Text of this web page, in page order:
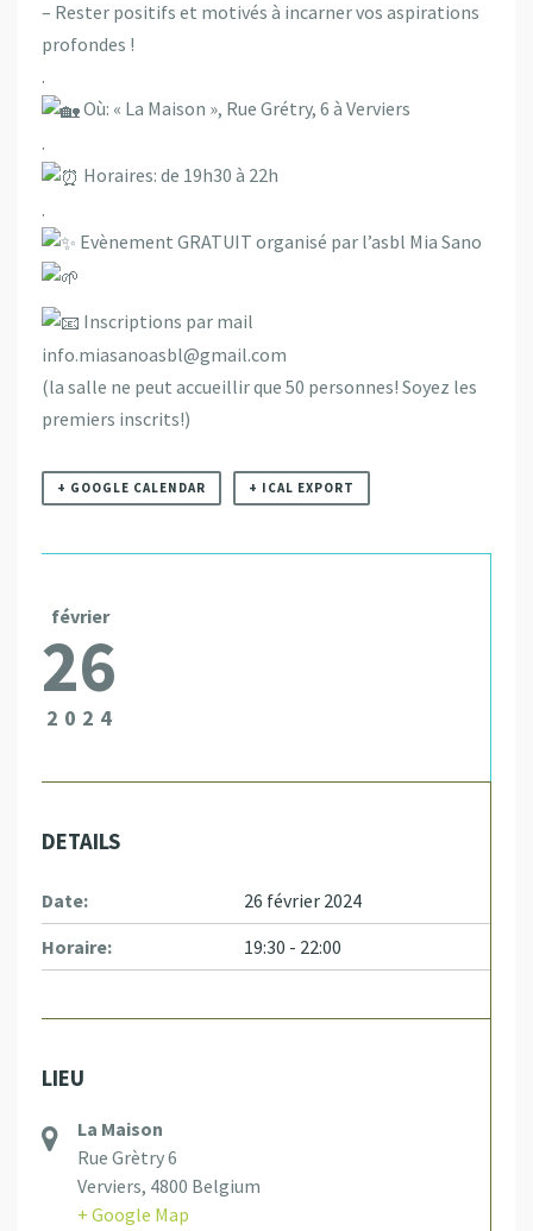
– Rester positifs et motivés à incarner vos aspirations
profondes !
.
Où: « La Maison », Rue Grétry, 6 à Verviers
.
Horaires: de 19h30 à 22h
.
Evènement GRATUIT organisé par l’asbl Mia Sano
Inscriptions par mail
info.miasanoasbl@gmail.com
(la salle ne peut accueillir que 50 personnes! Soyez les
premiers inscrits!)
+ GOOGLE CALENDAR + ICAL EXPORT
février
26
2024
DETAILS
Date:
26 février 2024
Horaire:
19:30 - 22:00
LIEU
La Maison
Rue Grètry 6
Verviers, 4800 Belgium
+ Google Map